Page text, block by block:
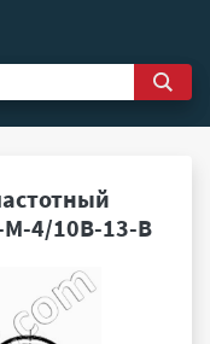
М-4/10В-13-В